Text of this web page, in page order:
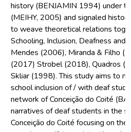
history (BENJAMIN 1994) under
(MEIHY, 2005) and signaled
to weave theoretical relations
Schooling, Inclusion, Deafness and
Mendes (2006), Miranda & Filho
(2017) Strobel (2018), Quadros
Skliar (1998). This study aims to
school inclusion of / with deaf
network of Conceição do Coité
narratives of deaf students in the
Conceição do Coité focusing on